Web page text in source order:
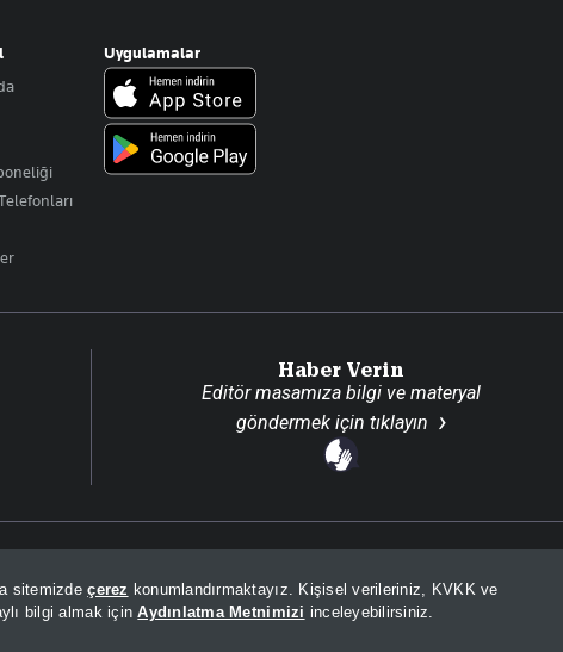
sitemizdeçerez konumlandırmaktayız. Kişisel verileriniz, KVKK ve
bilgi almak içinAydınlatma Metnimizi inceleyebilirsiniz.
Uygulamalar
Haber Verin
Editör masamıza bilgi ve materyal
göndermek için tıklayın